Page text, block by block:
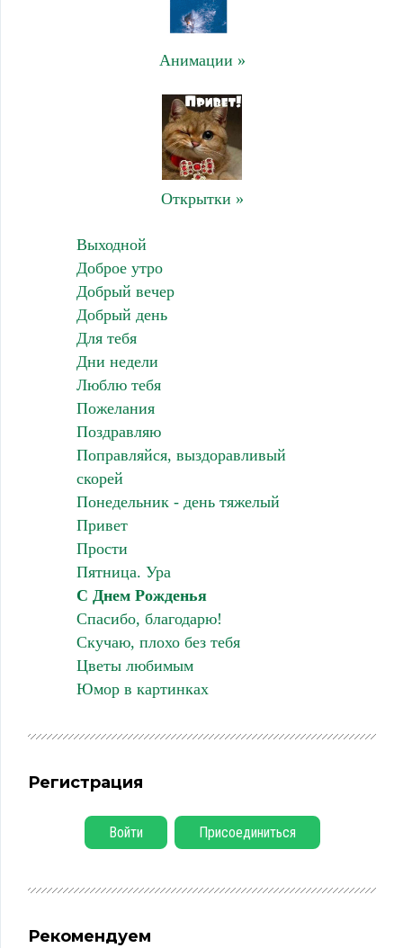
Анимации »
Открытки »
Выходной
Доброе утро
Добрый вечер
Добрый день
Для тебя
Дни недели
Люблю тебя
Пожелания
Поздравляю
Поправляйся, выздоравливый
скорей
Понедельник - день тяжелый
Привет
Прости
Пятница. Ура
С Днем Рожденья
Спасибо, благодарю!
Скучаю, плохо без тебя
Цветы любимым
Юмор в картинках
Регистрация
Войти Присоединиться
Рекомендуем